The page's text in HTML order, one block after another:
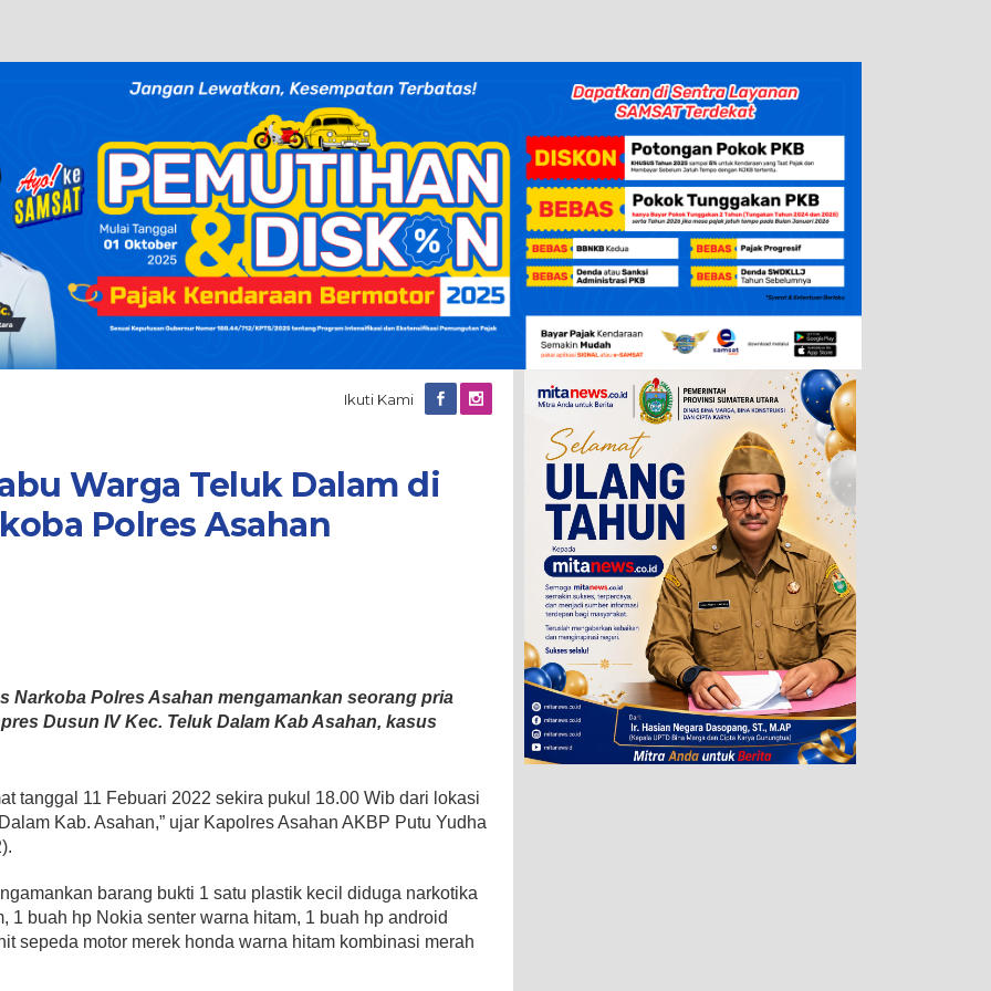
Ikuti Kami
Warga Teluk Dalam di
Polres Asahan
Narkoba Polres Asahan mengamankan seorang pria
Dusun IV Kec. Teluk Dalam Kab Asahan, kasus
tanggal 11 Febuari 2022 sekira pukul 18.00 Wib dari lokasi
Kab. Asahan,” ujar Kapolres Asahan AKBP Putu Yudha
barang bukti 1 satu plastik kecil diduga narkotika
1 buah hp Nokia senter warna hitam, 1 buah hp android
sepeda motor merek honda warna hitam kombinasi merah